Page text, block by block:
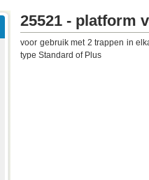
25521 - platform
voor gebruik met 2 trappen in
type Standard of Plus